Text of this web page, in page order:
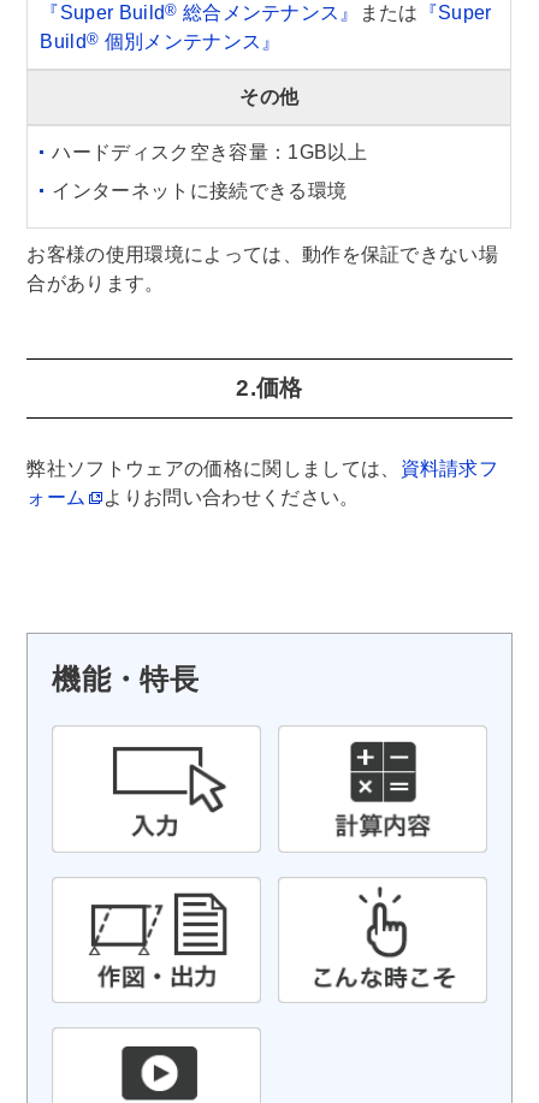
『Super Build® 総合メンテナンス』 または
『Super
Build® 個別メンテナンス』
その他
ハードディスク空き容量：1GB以上
インターネットに接続できる環境
お客様の使用環境によっては、動作を保証できない場
合があります。
2.価格
弊社ソフトウェアの価格に関しましては、 資料請求フ
ォーム
よりお問い合わせください。
機能・特長